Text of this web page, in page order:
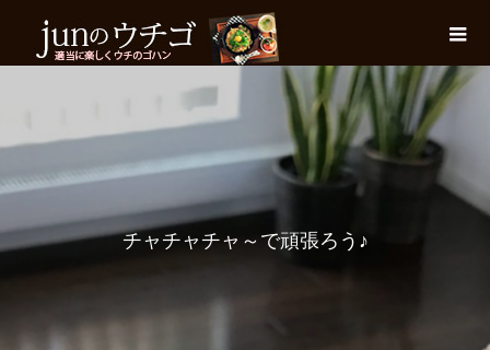
チャ チャ チャ ～ で頑張ろ う ♪